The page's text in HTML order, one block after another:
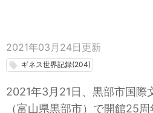
2021年03月24日 更新
local_offer ギネス世界記録(204)
2021年3月21日、黒部市国際
（富山県黒部市）で開館25